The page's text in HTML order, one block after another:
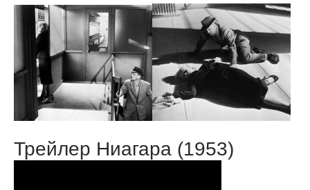
Трейлер Ниагара (1953)